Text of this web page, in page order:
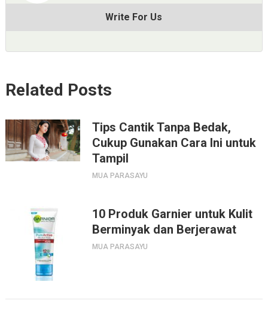
Write For Us
Related Posts
Tips Cantik Tanpa Bedak,
Cukup Gunakan Cara Ini untuk
Tampil
MUA PARASAYU
10 Produk Garnier untuk Kulit
Berminyak dan Berjerawat
MUA PARASAYU